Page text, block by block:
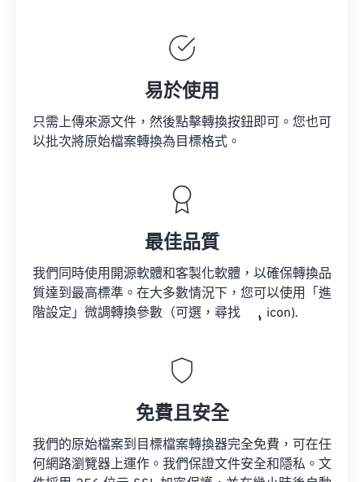
易於使用
只需上傳來源文件，然後點擊轉換按鈕即可。您也可
以批次將原始檔案轉換為目標格式。
最佳品質
我們同時使用開源軟體和客製化軟體，以確保轉換品
質達到最高標準。在大多數情況下，您可以使用「進
階設定」微調轉換參數（可選，尋找
icon).
免費且安全
我們的原始檔案到目標檔案轉換器完全免費，可在任
何網路瀏覽器上運作。我們保證文件安全和隱私。文